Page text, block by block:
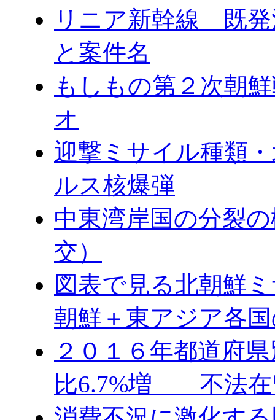
リニア新幹線 既発
と案件名
もしもの第２次朝
オ
迎撃ミサイル種類
ルス核爆弾
中東湾岸国の分裂
交）
図表で見る北朝鮮
朝鮮＋東アジア各
２０１６年都道府
比6.7%増 不法在